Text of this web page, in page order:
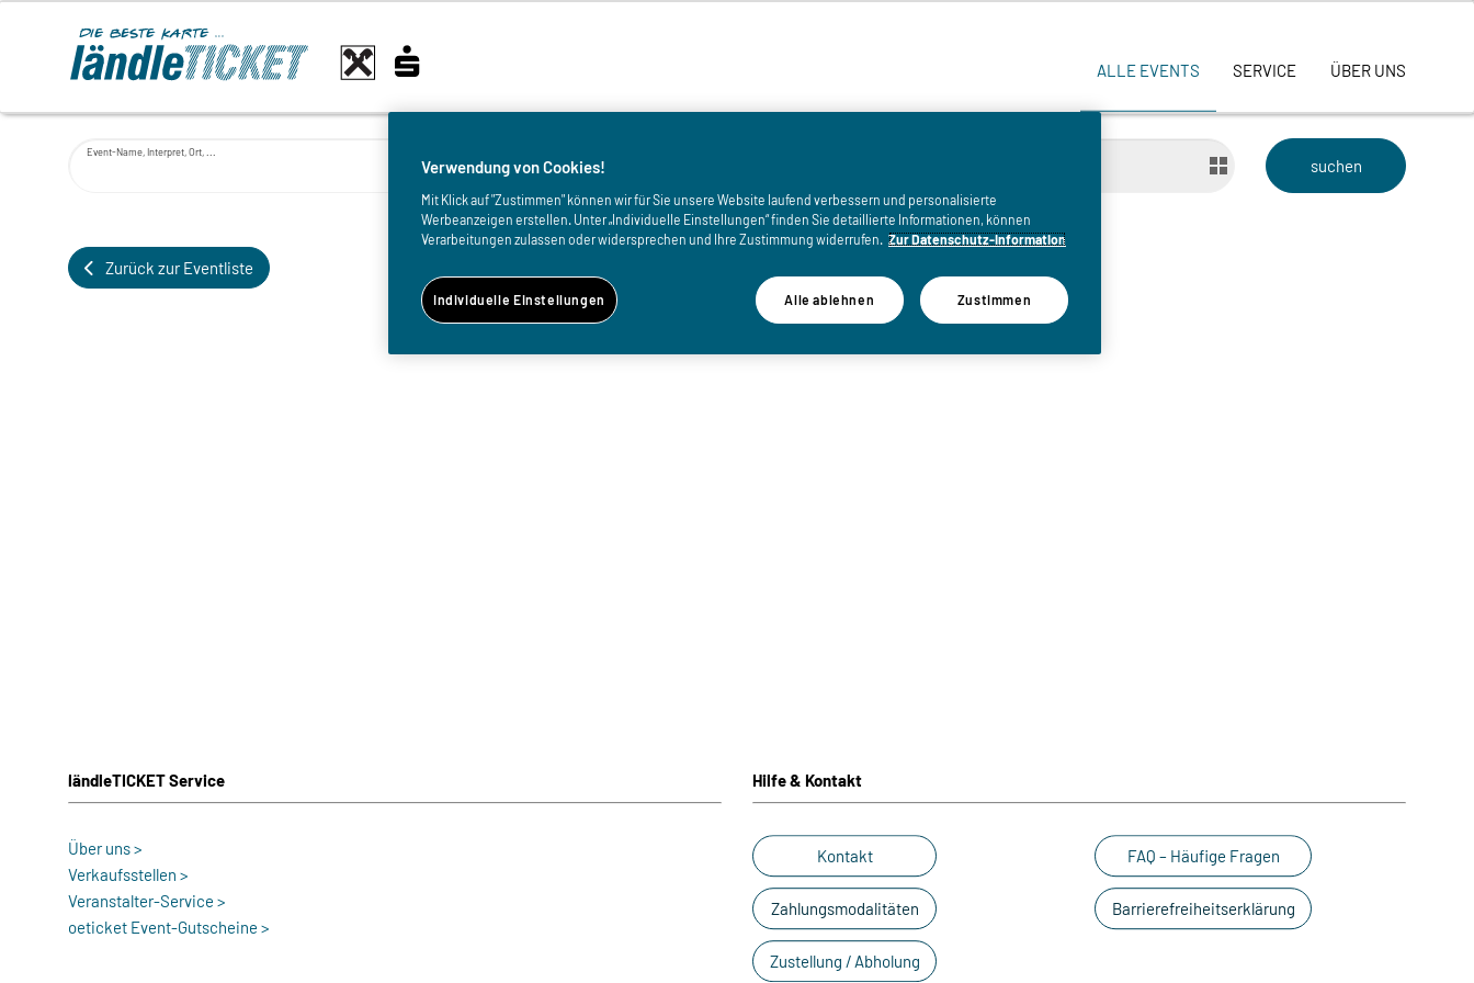
ALLE EVENTS SERVICE ÜBER UNS
Event-Name, Interpret, Ort, ...
Zurück zur Eventliste
ländleTICKET Service
Über uns >
Verkaufsstellen >
Veranstalter-Service >
oeticket Event-Gutscheine >
Hilfe & Kontakt
Kontakt
Zahlungsmodalitäten
Zustellung / Abholung
FAQ – Häufige Fragen
Barrierefreiheitserklärung
Verwendung von Cookies!
Mit Klick auf "Zustimmen" können wir für Sie unsere Website laufend verbessern und personalisierte
Werbeanzeigen erstellen. Unter „Individuelle Einstellungen“ finden Sie detaillierte Informationen, können
Verarbeitungen zulassen oder widersprechen und Ihre Zustimmung widerrufen. Zur Datenschutz-Information
Alle ablehnen Zustimmen
Individuelle Einstellungen